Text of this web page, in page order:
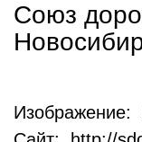
Союз
Изображение: